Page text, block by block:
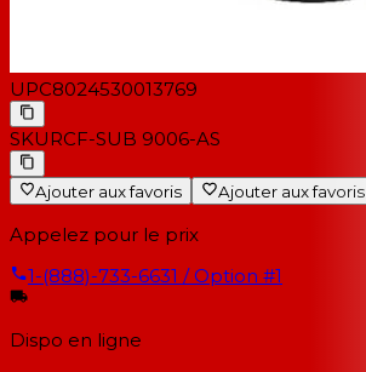
UPC8024530013769
SKURCF-SUB 9006-AS
Ajouter aux favoris Ajouter aux favoris
Appelez pour le prix
1-(888)-733-6631 / Option #1
Dispo en ligne